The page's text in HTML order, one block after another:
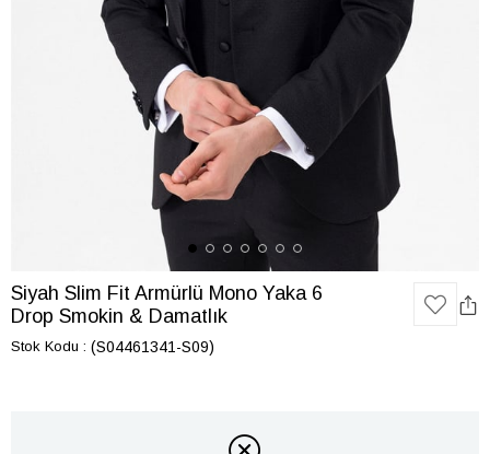
Siyah Slim Fit Armürlü Mono Yaka 6
Drop Smokin & Damatlık
Stok Kodu (S04461341-S09)